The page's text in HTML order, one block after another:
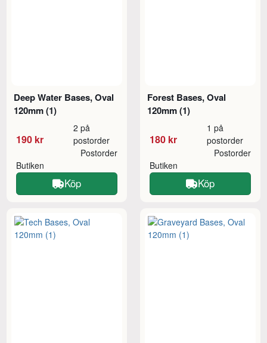
Deep Water Bases, Oval
120mm (1)
190 kr
2 på
postorder
Butiken
Postorder
Köp
Forest Bases, Oval
120mm (1)
180 kr
1 på
postorder
Butiken
Postorder
Köp